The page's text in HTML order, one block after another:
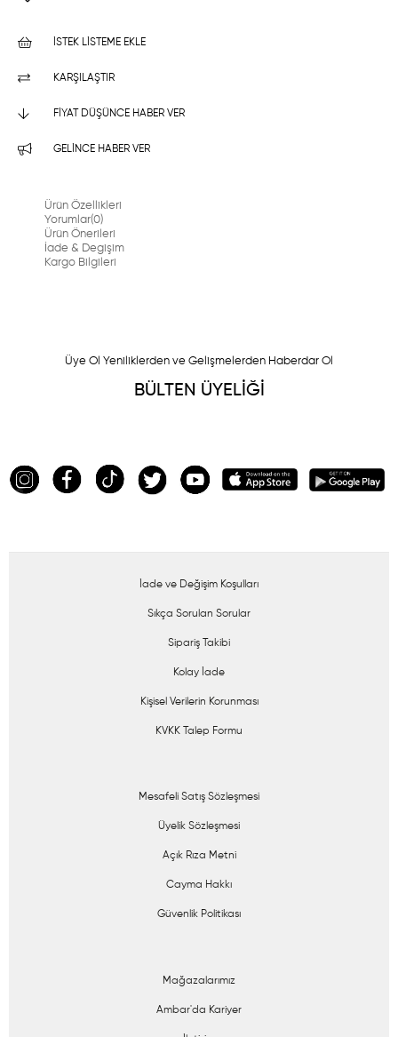
İSTEK LISTEME EKLE
KARŞILAŞTIR
FIYAT DÜŞÜNCE HABER VER
GELINCE HABER VER
Ürün Özellikleri
Yorumlar(0)
Ürün Önerileri
İade & Degişim
Kargo Bilgileri
Üye Ol Yeniliklerden ve Gelişmelerden Haberdar Ol
BÜLTEN ÜYELİĞİ
İade ve Değişim Koşulları
Sıkça Sorulan Sorular
Sipariş Takibi
Kolay İade
Kişisel Verilerin Korunması
KVKK Talep Formu
Mesafeli Satış Sözleşmesi
Üyelik Sözleşmesi
Açık Rıza Metni
Cayma Hakkı
Güvenlik Politikası
Mağazalarımız
Ambar'da Kariyer